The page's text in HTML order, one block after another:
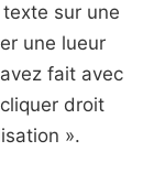
sur une
une lueur
fait avec
droit
».